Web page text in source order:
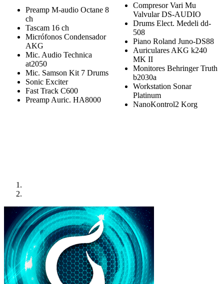
Preamp M-audio Octane 8
ch
Tascam 16 ch
Micrófonos Condensador
AKG
Mic. Audio Technica
at2050
Mic. Samson Kit 7 Drums
Sonic Exciter
Fast Track C600
Preamp Auric. HA8000
Compresor Vari Mu
Valvular DS-AUDIO
Drums Elect. Medeli dd-
508
Piano Roland Juno-DS88
Auriculares AKG k240
MK II
Monitores Behringer Truth
b2030a
Workstation Sonar
Platinum
NanoKontrol2 Korg